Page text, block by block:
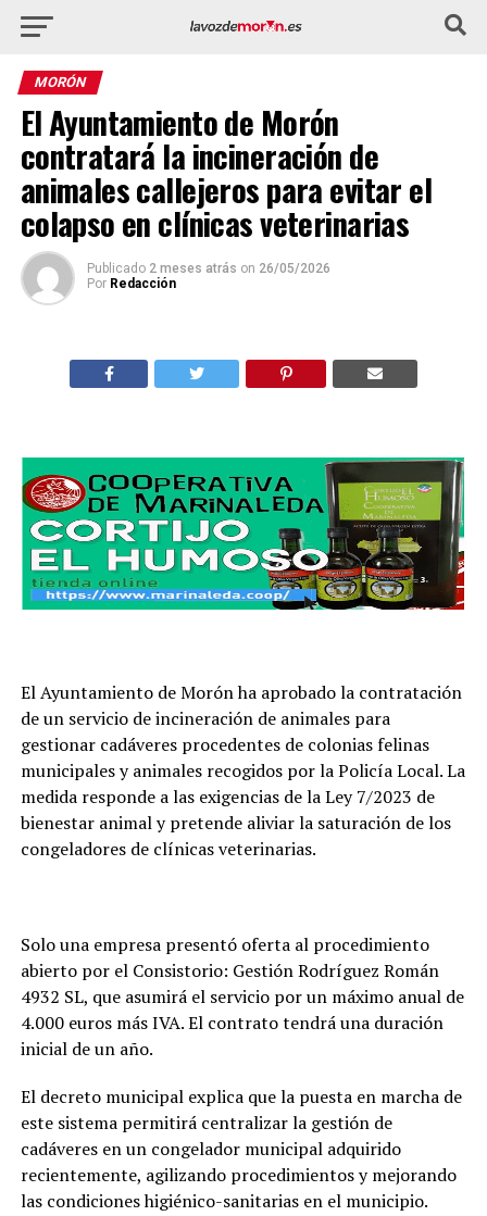
MORÓN
El Ayuntamiento de Morón
contratará la incineración de
animales callejeros para evitar el
colapso en clínicas veterinarias
Publicado 2 meses atrás on 26/05/2026
Por Redacción
El Ayuntamiento de Morón ha aprobado la contratación
de un servicio de incineración de animales para
gestionar cadáveres procedentes de colonias felinas
municipales y animales recogidos por la Policía Local. La
medida responde a las exigencias de la Ley 7/2023 de
bienestar animal y pretende aliviar la saturación de los
congeladores de clínicas veterinarias.
Solo una empresa presentó oferta al procedimiento
abierto por el Consistorio: Gestión Rodríguez Román
4932 SL, que asumirá el servicio por un máximo anual de
4.000 euros más IVA. El contrato tendrá una duración
inicial de un año.
El decreto municipal explica que la puesta en marcha de
este sistema permitirá centralizar la gestión de
cadáveres en un congelador municipal adquirido
recientemente, agilizando procedimientos y mejorando
las condiciones higiénico-sanitarias en el municipio.